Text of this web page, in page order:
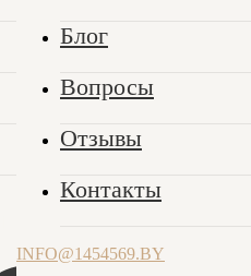
9.00-17.00
Блог
Вопросы
Отзывы
Контакты
INFO@1454569.BY